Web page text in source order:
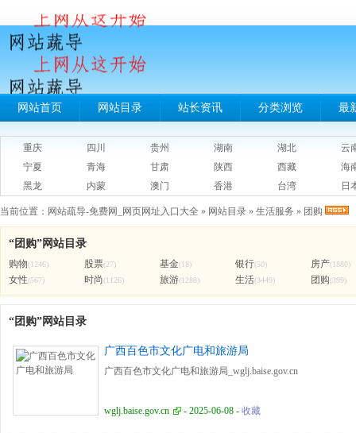
网站首页 网站目录 站长资讯 分类浏览 最
重庆 四川 贵州 湖南 湖北
云
宁夏
青海 甘肃 陕西 西藏
海
黑龙
内蒙 澳门 香港 台湾 日
当前位置： 网站疏导-免费网_网页网址入口大全 » 网站目录 » 生活服务 » 团购
“团购”网站目录
购物(1246) 股票(27) 基金(18) 银行(50) 房产(1880)
女性(567) 时尚(1126) 旅游(1288) 生活(3449) 团购(399)
“团购”网站目录
广西百色市文化广电和旅游局
广西百色市文化广电和旅游局_wglj.baise.gov.cn
wglj.baise.gov.cn - 2025-06-08 - 收藏